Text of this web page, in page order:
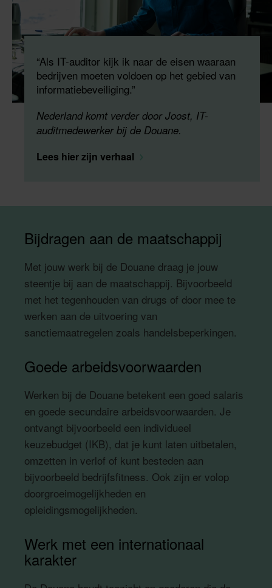
“Als IT-auditor kijk ik naar de eisen waaraan
bedrijven moeten voldoen op het gebied van
informatiebeveiliging.”
Nederland komt verder door Joost, IT-
auditmedewerker bij de Douane.
Lees hier zijn verhaal
Bijdragen aan de maatschappij
Met jouw werk bij de Douane draag je jouw
steentje bij aan de maatschappij. Bijvoorbeeld
met het tegenhouden van drugs of door mee te
werken aan de uitvoering van
sanctiemaatregelen zoals handelsbeperkingen.
Goede arbeidsvoorwaarden
Werken bij de Douane betekent een goed salaris
en goede secundaire arbeidsvoorwaarden. Je
ontvangt bijvoorbeeld een individueel
keuzebudget (IKB), dat je kunt laten uitbetalen,
omzetten in verlof of kunt besteden aan
bijvoorbeeld bedrijfsfitness. Ook zijn er volop
doorgroeimogelijkheden en
opleidingsmogelijkheden.
Werk met een internationaal
karakter